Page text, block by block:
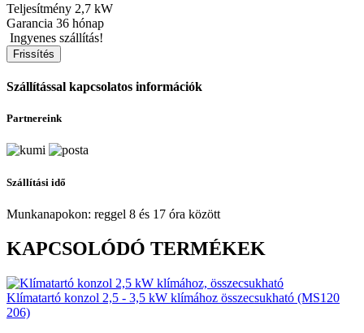
Teljesítmény 2,7 kW
Garancia 36 hónap
Ingyenes szállítás!
Szállítással kapcsolatos információk
Partnereink
Szállítási idő
Munkanapokon: reggel 8 és 17 óra között
KAPCSOLÓDÓ TERMÉKEK
Klímatartó konzol 2,5 - 3,5 kW klímához összecsukható (MS120
206)